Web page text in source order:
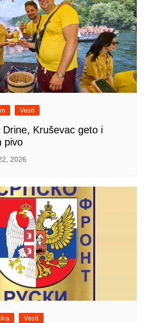
Vesti
Drine, Kruševac geto i
pivo
2026
Vesti